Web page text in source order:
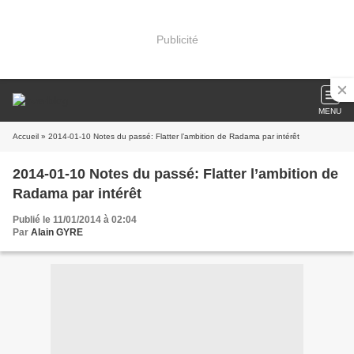
Publicité
MENU
Accueil » 2014-01-10 Notes du passé: Flatter l’ambition de Radama par intérêt
2014-01-10 Notes du passé: Flatter l’ambition de
Radama par intérêt
Publié le 11/01/2014 à 02:04
Par Alain GYRE